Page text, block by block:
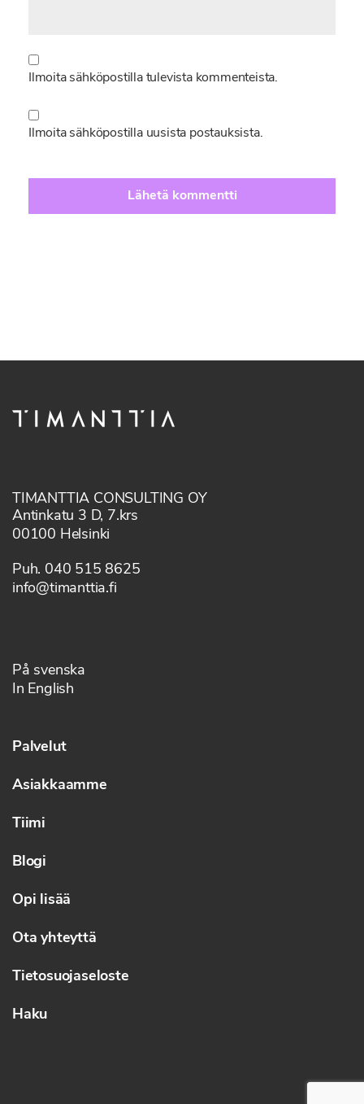
Ilmoita sähköpostilla tulevista kommenteista.
Ilmoita sähköpostilla uusista postauksista.
TIMANTTIA CONSULTING OY
Antinkatu 3 D, 7.krs
00100 Helsinki
Puh. 040 515 8625
info@timanttia.fi
På svenska
In English
Palvelut
Asiakkaamme
Tiimi
Blogi
Opi lisää
Ota yhteyttä
Tietosuojaseloste
Haku